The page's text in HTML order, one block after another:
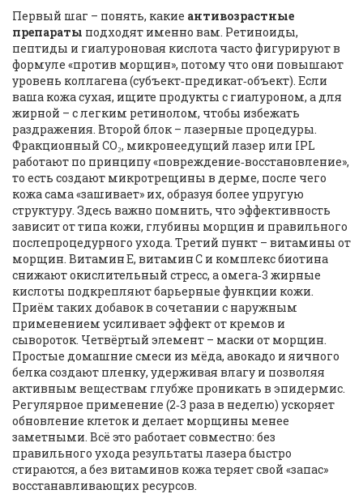
Первый шаг – понять, какие антивозрастные
препараты подходят именно вам. Ретиноиды,
пептиды и гиалуроновая кислота часто фигурируют в
формуле «против морщин», потому что они повышают
уровень коллагена(субъект‑предикат‑объект). Если
ваша кожа сухая, ищите продукты с гиалуроном, а для
жирной – с легким ретинолом, чтобы избежать
раздражения. Второй блок – лазерные процедуры.
Фракционный CO₂, микронеедущий лазер или IPL
работают по принципу «повреждение‑восстановление»,
то есть создают микротрещины в дерме, после чего
кожа сама «зашивает» их, образуя более упругую
структуру. Здесь важно помнить, что эффективность
зависит от типа кожи, глубины морщин и правильного
послепроцедурного ухода. Третий пункт – витамины от
морщин. Витамин E, витамин C и комплекс биотина
снижают окислительный стресс, а омега‑3 жирные
кислоты подкрепляют барьерные функции кожи.
Приём таких добавок в сочетании с наружным
применением усиливает эффект от кремов и
сывороток. Четвёртый элемент – маски от морщин.
Простые домашние смеси из мёда, авокадо и яичного
белка создают пленку, удерживая влагу и позволяя
активным веществам глубже проникать в эпидермис.
Регулярное применение (2‑3 раза в неделю) ускоряет
обновление клеток и делает морщины менее
заметными. Всё это работает совместно: без
правильного ухода результаты лазера быстро
стираются, а без витаминов кожа теряет свой «запас»
восстанавливающих ресурсов.